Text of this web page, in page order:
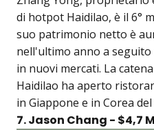
di hotpot Haidilao, è il 6°
suo patrimonio netto è
nell'ultimo anno a
in nuovi mercati. La
Haidilao ha aperto
in Giappone e in Corea del
7. Jason Chang - $4,7